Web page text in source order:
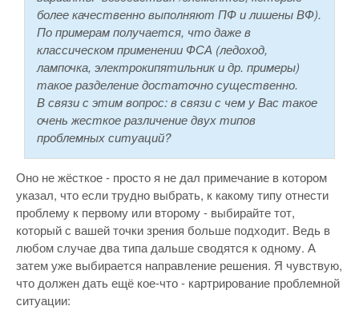
более качественно выполняют ПФ и лишены ВФ).
По примерам получается, что даже в
классическом применении ФСА (ледоход,
лампочка, электрокипятильник и др. примеры)
такое разделение достаточно существенно.
В связи с этим вопрос: в связи с чем у Вас такое
очень жесткое различение двух типов
проблемных ситуаций?
Оно не жёсткое - просто я не дал примечание в котором
указал, что если трудно выбрать, к какому типу отнести
проблему к первому или второму - выбирайте тот,
который с вашей точки зрения больше подходит. Ведь в
любом случае два типа дальше сводятся к одному. А
затем уже выбирается направление решения. Я чувствую,
что должен дать ещё кое-что - картрирование проблемной
ситуации: